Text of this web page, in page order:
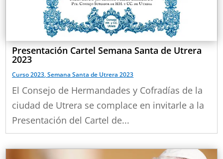
Presentación Cartel Semana Santa de Utrera
2023
Curso 2023,Semana Santa de Utrera 2023
El Consejo de Hermandades y Cofradías de la
ciudad de Utrera se complace en invitarle a la
Presentación del Cartel de...